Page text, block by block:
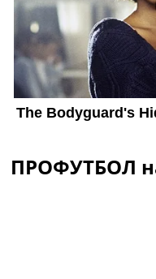
ПРОФУТБОЛ